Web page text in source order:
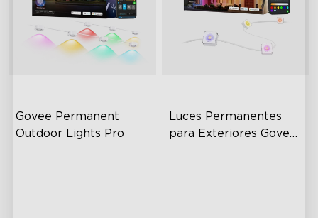
Govee Permanent
Outdoor Lights Pro
Luces Permanentes
para Exteriores Govee